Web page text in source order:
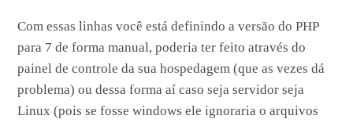
Com essas linhas você está definindo a versão do PHP
para 7 de forma manual, poderia ter feito através do
painel de controle da sua hospedagem (que as vezes dá
problema) ou dessa forma aí caso seja servidor seja
Linux (pois se fosse windows ele ignoraria o arquivos